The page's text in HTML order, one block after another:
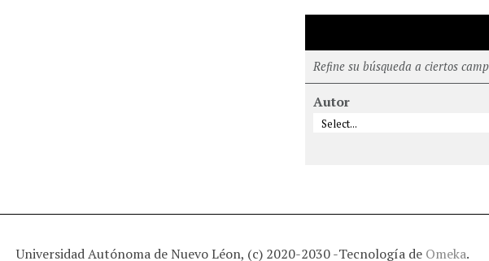
Refine su búsqueda a ciertos
Autor
Universidad Autónoma de Nuevo Léon, (c) 2020-2030 -Tecnología de Omeka.